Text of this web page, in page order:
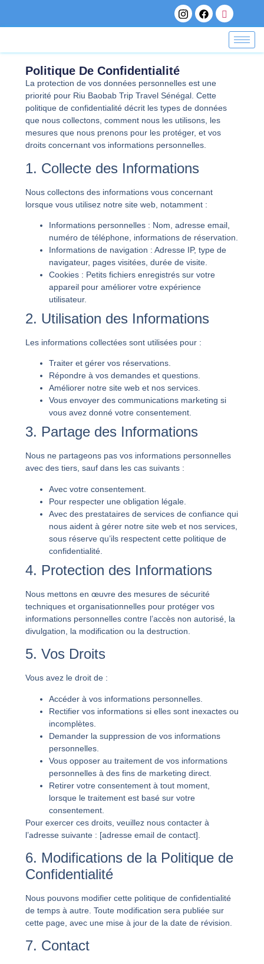
Politique De Confidentialité
La protection de vos données personnelles est une
priorité pour Riu Baobab Trip Travel Sénégal. Cette
politique de confidentialité décrit les types de données
que nous collectons, comment nous les utilisons, les
mesures que nous prenons pour les protéger, et vos
droits concernant vos informations personnelles.
1. Collecte des Informations
Nous collectons des informations vous concernant
lorsque vous utilisez notre site web, notamment :
Informations personnelles: Nom, adresse email,
numéro de téléphone, informations de réservation.
Informations de navigation : Adresse IP, type de
navigateur, pages visitées, durée de visite.
Cookies: Petits fichiers enregistrés sur votre
appareil pour améliorer votre expérience
utilisateur.
2. Utilisation des Informations
Les informations collectées sont utilisées pour :
Traiter et gérer vos réservations.
Répondre à vos demandes et questions.
Améliorer notre site web et nos services.
Vous envoyer des communications marketing si
vous avez donné votre consentement.
3. Partage des Informations
Nous ne partageons pas vos informations personnelles
avec des tiers, sauf dans les cas suivants :
Avec votre consentement.
Pour respecter une obligation légale.
Avec des prestataires de services de confiance qui
nous aident à gérer notre site web et nos services,
sous réserve qu’ils respectent cette politique de
confidentialité.
4. Protection des Informations
Nous mettons en œuvre des mesures de sécurité
techniques et organisationnelles pour protéger vos
informations personnelles contre l’accès non autorisé, la
divulgation, la modification ou la destruction.
5. Vos Droits
Vous avez le droit de :
Accéder à vos informations personnelles.
Rectifier vos informations si elles sont inexactes ou
incomplètes.
Demander la suppression de vos informations
personnelles.
Vous opposer au traitement de vos informations
personnelles à des fins de marketing direct.
Retirer votre consentement à tout moment,
lorsque le traitement est basé sur votre
consentement.
Pour exercer ces droits, veuillez nous contacter à
l’adresse suivante : [adresse email de contact].
6. Modifications de la Politique de
Confidentialité
Nous pouvons modifier cette politique de confidentialité
de temps à autre. Toute modification sera publiée sur
cette page, avec une mise à jour de la date de révision.
7. Contact